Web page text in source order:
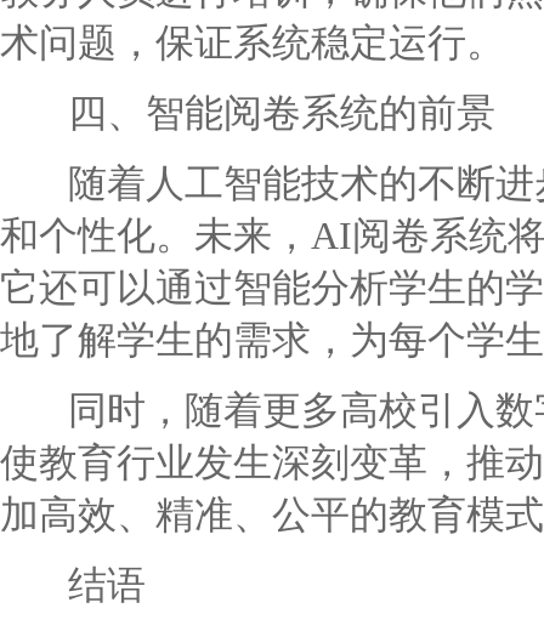
术问题，保证系统稳定运行。
四、智能阅卷系统的前景
随着人工智能技术的不断进
和个性化。未来，AI阅卷系统
它还可以通过智能分析学生的
地了解学生的需求，为每个学
同时，随着更多高校引入数
使教育行业发生深刻变革，推
加高效、精准、公平的教育模
结语